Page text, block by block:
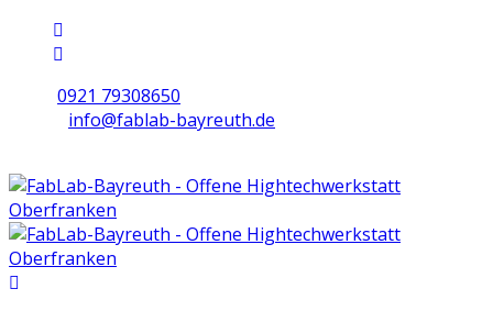
0921 79308650
info@fablab-bayreuth.de